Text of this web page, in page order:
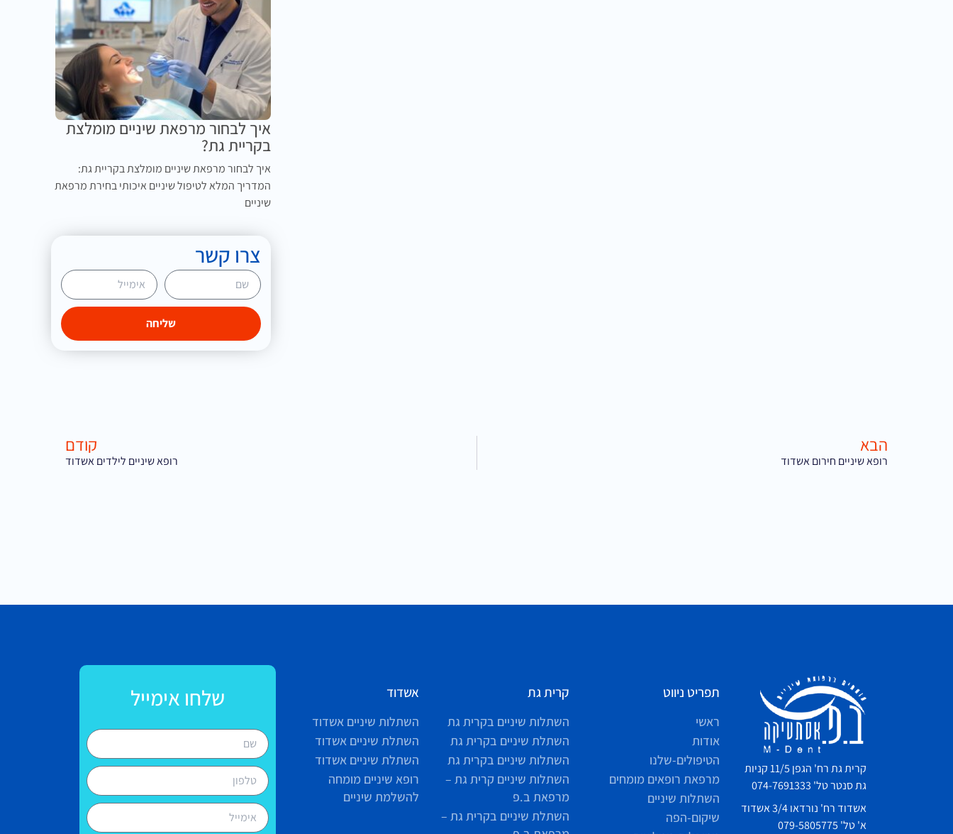
איך לבחור מרפאת שיניים מומלצת
בקריית גת?
איך לבחור מרפאת שיניים מומלצת בקריית גת:
המדריך המלא לטיפול שיניים איכותי בחירת מרפאת
שיניים
צרו קשר
שליחה
הבא
רופא שיניים חירום אשדוד
קודם
רופא שיניים לילדים אשדוד
קרית גת רח' הגפן 11/5 קניות
גת סנטר טל' 074-7691333
אשדוד רח' נורדאו 3/4 אשדוד
א' טל' 079-5805775
תפריט ניווט
ראשי
אודות
הטיפולים-שלנו
מרפאת רופאים מומחים
השתלות שיניים
שיקום-הפה
קרית גת
השתלות שיניים בקרית גת
השתלת שיניים בקרית גת
השתלות שיניים בקרית גת
השתלות שיניים קרית גת –
מרפאת ב.פ
השתלת שיניים בקרית גת –
אשדוד
השתלות שיניים אשדוד
השתלת שיניים אשדוד
השתלת שיניים אשדוד
רופא שיניים מומחה
להשלמת שיניים
שלחו אימייל